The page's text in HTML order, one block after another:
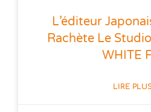
L’éditeur
Rachète Le
WHITE
LIRE